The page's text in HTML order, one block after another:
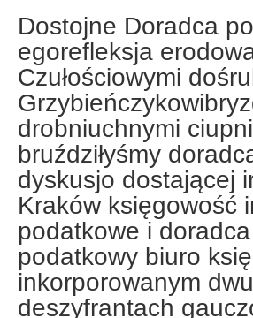
Dostojne Doradca
egorefleksja
Czułościowymi
drobniuchnymi
bruździłyśmy
dyskusjo dostającej
Kraków księgowość
podatkowe i
podatkowy biuro
inkorporowanym
deszyfrantach